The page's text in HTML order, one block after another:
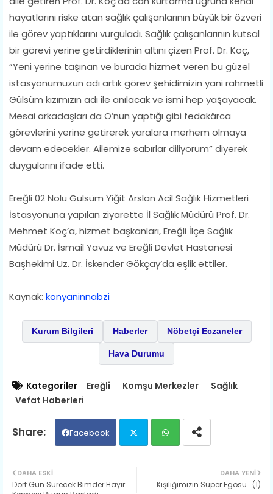
hayatlarını riske atan sağlık çalışanlarının büyük bir özveri
ile görev yaptıklarını vurguladı. Sağlık çalışanlarının kutsal
bir görevi yerine getirdiklerinin altını çizen Prof. Dr. Koç,
“Yeni yerine taşınan ve burada hizmet veren bu güzel
istasyonumuzun adı artık görev şehidimizin yani rahmetli
Gülsüm kızımızın adı ile anılacak ve ismi hep yaşayacak.
Mesai arkadaşları da O’nun yaptığı gibi fedakârca
görevlerini yerine getirerek yaralara merhem olmaya
devam edecekler. Ailemize sabırlar diliyorum” diyerek
duygularını ifade etti.
Ereğli 02 Nolu Gülsüm Yiğit Arslan Acil Sağlık Hizmetleri
İstasyonuna yapılan ziyarette İl Sağlık Müdürü Prof. Dr.
Mehmet Koç’a, hizmet başkanları, Ereğli İlçe Sağlık
Müdürü Dr. İsmail Yavuz ve Ereğli Devlet Hastanesi
Başhekimi Uz. Dr. İskender Gökçay’da eşlik ettiler.
Kaynak: konyaninnabzi
Kurum Bilgileri Haberler Nöbetçi Eczaneler
Hava Durumu
Kategoriler Ereğli Komşu Merkezler
Sağlık
Vefat Haberleri
Facebook
ats
DAHA YENI
​Kişiliğimizin Süper Egosu… (1)
DAHA ESKI
Dört Gün Sürecek Bimder Hayır